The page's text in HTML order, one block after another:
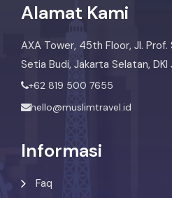
Alamat Kami
AXA Tower, 45th Floor, Jl. Prof.
Setia Budi, Jakarta Selatan,
+62 819 500 7655
hello@muslimtravel.id
Informasi
Faq